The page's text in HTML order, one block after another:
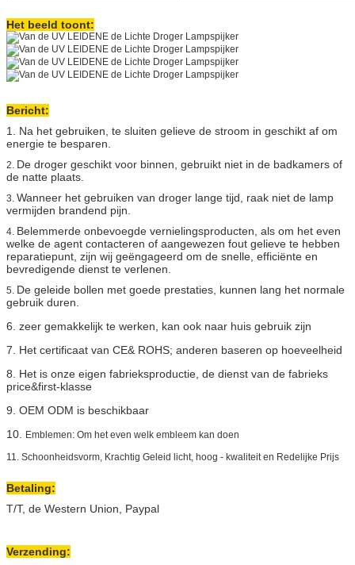
Het beeld toont:
Bericht:
1. Na het gebruiken, te sluiten gelieve de stroom in geschikt af om
energie te besparen.
2. De droger geschikt voor binnen, gebruikt niet in de badkamers of
de natte plaats.
3. Wanneer het gebruiken van droger lange tijd, raak niet de lamp
vermijden brandend pijn.
4. Belemmerde onbevoegde vernielingsproducten, als om het even
welke de agent contacteren of aangewezen fout gelieve te hebben
reparatiepunt, zijn wij geëngageerd om de snelle, efficiënte en
bevredigende dienst te verlenen.
5. De geleide bollen met goede prestaties, kunnen lang het normale
gebruik duren.
6. zeer gemakkelijk te werken, kan ook naar huis gebruik zijn
7. Het certificaat van CE& ROHS; anderen baseren op hoeveelheid
8. Het is onze eigen fabrieksproductie, de dienst van de fabrieks
price&first-klasse
9. OEM ODM is beschikbaar
10.
Emblemen: Om het even welk embleem kan doen
11. Schoonheidsvorm, Krachtig Geleid licht, hoog - kwaliteit en Redelijke Prijs
Betaling:
T/T, de Western Union, Paypal
Verzending: